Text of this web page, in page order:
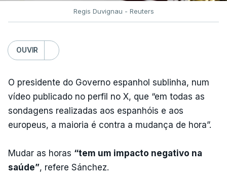
Regis Duvignau - Reuters
OUVIR
O presidente do Governo espanhol sublinha, num
vídeo publicado no perfil no X, que “em todas as
sondagens realizadas aos espanhóis e aos
europeus, a maioria é contra a mudança de hora”.
Mudar as horas “tem um impacto negativo na
saúde”, refere Sánchez.